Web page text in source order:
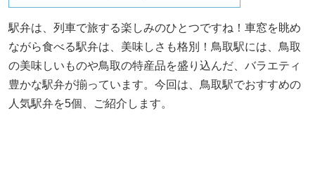
駅弁は、列車で旅する楽しみのひとつですね！車窓を眺め
ながら食べる駅弁は、美味しさも格別！鳥取駅には、鳥取
の美味しいものや鳥取の特産品を盛り込んだ、バラエティ
豊かな駅弁が揃っています。今回は、鳥取駅でおすすめの
人気駅弁を5個、ご紹介します。